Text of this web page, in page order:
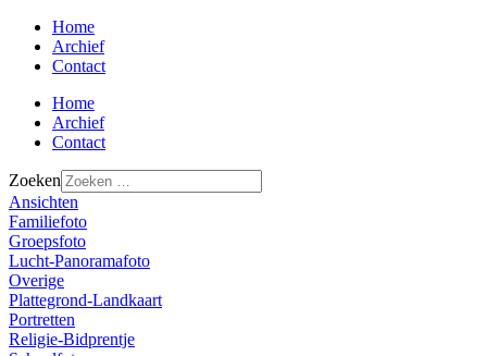
Home
Archief
Contact
Home
Archief
Contact
Zoeken
Ansichten
Familiefoto
Groepsfoto
Lucht-Panoramafoto
Overige
Plattegrond-Landkaart
Portretten
Religie-Bidprentje